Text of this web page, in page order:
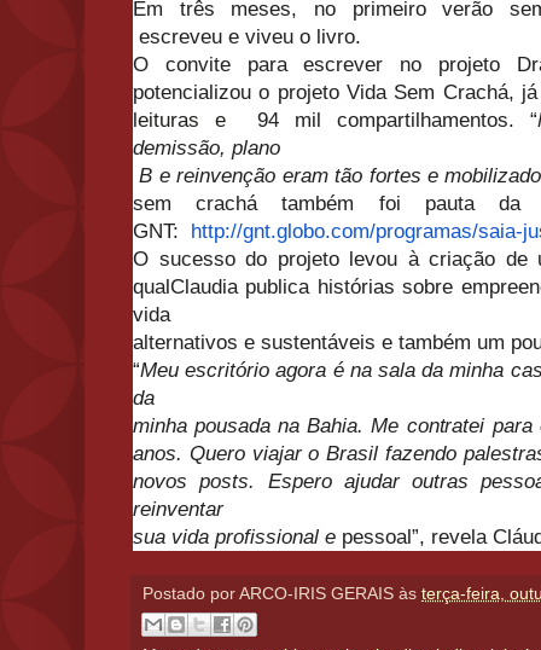
Em três meses, no primeiro verão
escreveu e viveu o livro.
O convite para escrever no projeto
potencializou o projeto Vida Sem Crachá,
leituras
e 94 mil compartilhamentos. “
demissão, plano
B e reinvenção eram tão fortes e
sem crachá também foi pauta da
GNT: http://gnt.globo.com/programas/saia-
O sucesso do projeto levou à criação
qualClaudia publica histórias sobre
vida
alternativos e sustentáveis e também um
“Meu escritório agora é na sala da minha
da
minha pousada na Bahia. Me contratei
anos. Quero viajar o Brasil fazendo
novos posts. Espero ajudar outras
reinventar
sua vida profissional e pessoal”, revela
Postado por ARCO-IRIS GERAIS às terça-feira,